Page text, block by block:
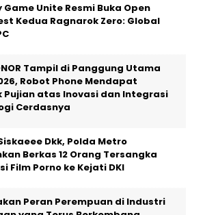
Game Unite Resmi Buka Open
Kedua Ragnarok Zero: Global
Tampil di Panggung Utama
Robot Phone Mendapat
Pujian atas Inovasi dan Integrasi
Cerdasnya
Dkk, Polda Metro
Berkas 12 Orang Tersangka
Film Porno ke Kejati DKI
Peran Perempuan di Industri